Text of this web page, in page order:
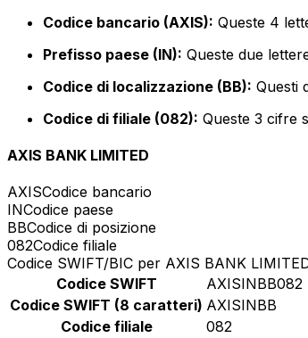
Codice bancario (AXIS): Queste 4
Prefisso paese (IN): Queste due
Codice di localizzazione (BB): Questi
Codice di filiale (082): Queste 3 cifre
AXIS BANK LIMITED
AXISCodice bancario
INCodice paese
BBCodice di posizione
082Codice filiale
Codice SWIFT/BIC per AXIS BANK
Codice SWIFT
AXISINBB082
Codice SWIFT (8 caratteri) AXISINBB
Codice filiale
082